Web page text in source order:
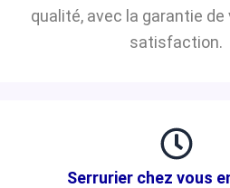
qualité, avec la garantie
satisfaction.
Serrurier chez vous